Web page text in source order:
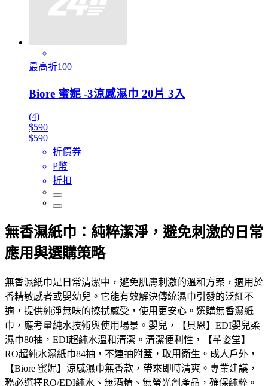
最高折100
Biore 蜜妮 -3涼感濕巾 20片 3入
(4)
$590
$590
折價券
P幣
折扣
無香濕紙巾：純粹潔淨，避免刺激的日常
應用與選購策略
無香濕紙巾是日常清潔中，避免肌膚刺激的溫和方案，適用於
香精敏感者或嬰幼兒。它能有效解決傳統濕巾引發的泛紅不
適，提供純淨無味的擦拭感受，使用更安心。選購無香濕紙
巾，應考量純水技術與使用場景。嬰兒，【貝恩】EDI嬰兒柔
濕巾80抽，EDI超純水溫和清潔。清潔便利性，【芊姿堂】
RO超純水濕紙巾84抽，不連抽附蓋，取用衛生。成人戶外，
【Biore 蜜妮】涼感濕巾無香款，帶來即時清爽。專業建議，
務必選擇RO/EDI純水、無酒精、無螢光劑產品，確保純粹。